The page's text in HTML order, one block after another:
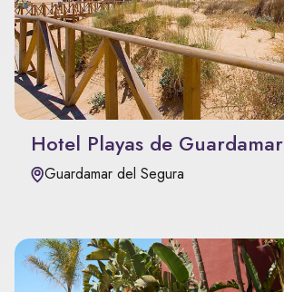
Hotel Playas de Guardamar
Guardamar del Segura